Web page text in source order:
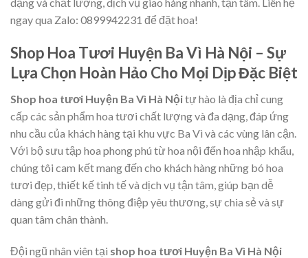
ngay qua Zalo: 0899942231 để đặt hoa!
Shop Hoa Tươi Huyện Ba Vì Hà Nội – Sự
Lựa Chọn Hoàn Hảo Cho Mọi Dịp Đặc Biệt
Shop hoa tươi Huyện Ba Vì Hà Nộitự hào là địa chỉ cung
cấp các sản phẩm hoa tươi chất lượng và đa dạng, đáp ứng
nhu cầu của khách hàng tại khu vực Ba Vì và các vùng lân cận.
Với bộ sưu tập hoa phong phú từ hoa nội đến hoa nhập khẩu,
chúng tôi cam kết mang đến cho khách hàng những bó hoa
tươi đẹp, thiết kế tinh tế và dịch vụ tận tâm, giúp bạn dễ
dàng gửi đi những thông điệp yêu thương, sự chia sẻ và sự
quan tâm chân thành.
Đội ngũ nhân viên tại shop hoa tươi Huyện Ba Vì Hà Nội